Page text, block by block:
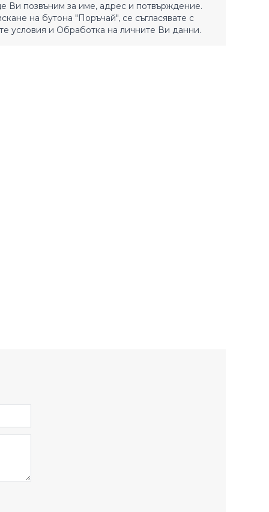
Ви позвъним за име, адрес и потвърждение.
на бутона "Поръчай", се съгласявате с
условия и Обработка на личните Ви данни.